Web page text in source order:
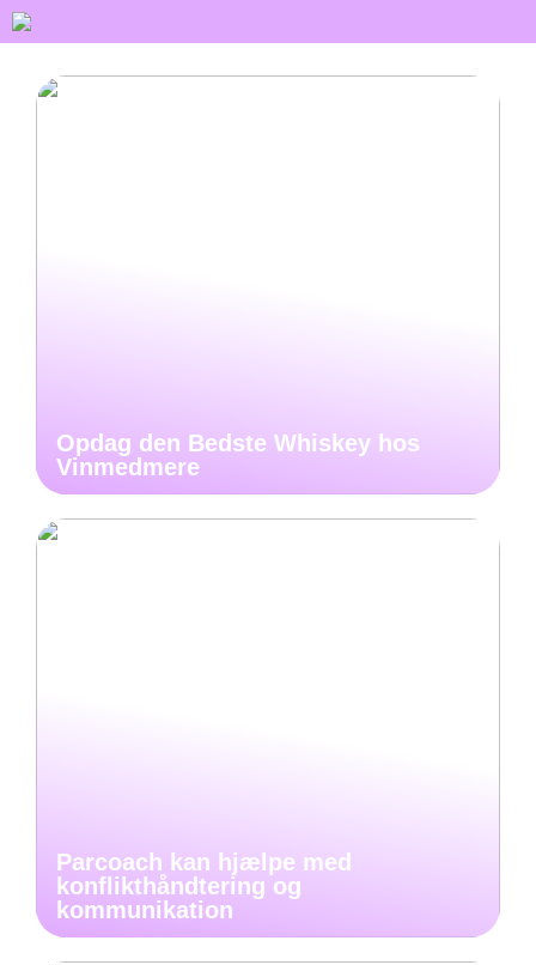
Opdag den Bedste Whiskey hos
Vinmedmere
Parcoach kan hjælpe med
konflikthåndtering og
kommunikation